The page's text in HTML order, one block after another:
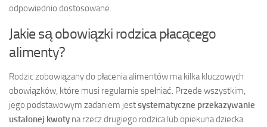
odpowiednio dostosowane.
Jakie są obowiązki rodzica płacącego
alimenty?
Rodzic zobowiązany do płacenia alimentów ma kilka kluczowych
obowiązków, które musi regularnie spełniać. Przede wszystkim,
jego podstawowym zadaniem jestsystematyczne przekazywanie
ustalonej kwoty na rzecz drugiego rodzica lub opiekuna dziecka.